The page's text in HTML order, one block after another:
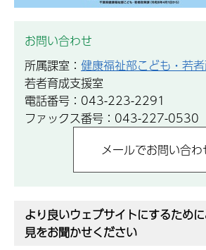
お問い合わせ
所属課室： 健康福祉部こども・若
若者育成支援室
電話番号：043-223-2291
ファックス番号：043-227-0530
より良いウェブサイトにするため
見をお聞かせください